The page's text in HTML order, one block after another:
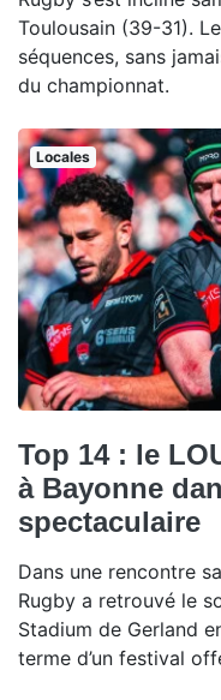
Toulousain (39-31).
séquences, sans
du championnat.
Locales
Top 14 : le
à Bayonne
spectaculaire
Dans une rencontre
Rugby a retrouvé le
Stadium de Gerland
terme d’un festival